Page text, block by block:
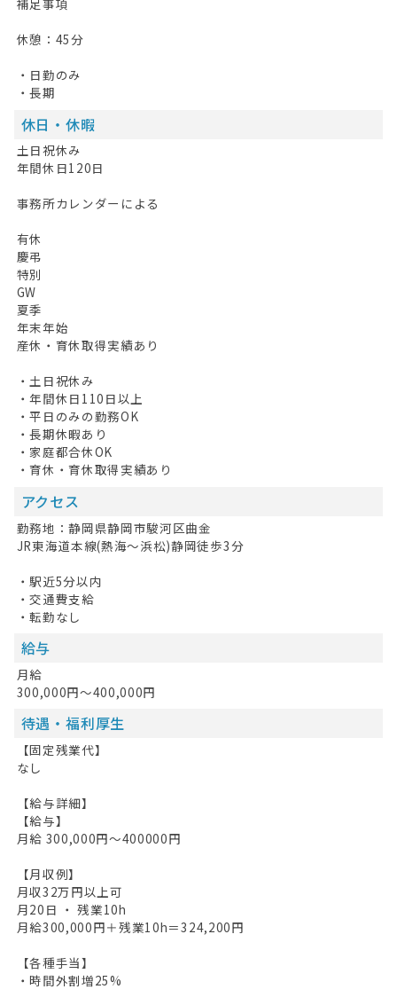
最近見た求人
お問い合わせ
掲載希望の方へ
補足事項
休憩：45分
・日勤のみ
・長期
休日・休暇
土日祝休み
年間休日120日
事務所カレンダーによる
有休
慶弔
特別
GW
夏季
年末年始
産休・育休取得実績あり
・土日祝休み
・年間休日110日以上
・平日のみの勤務OK
・長期休暇あり
・家庭都合休OK
・育休・育休取得実績あり
アクセス
勤務地：静岡県静岡市駿河区曲金
JR東海道本線(熱海～浜松)静岡徒歩3分
・駅近5分以内
・交通費支給
・転勤なし
給与
月給
300,000円～400,000円
待遇・福利厚生
【固定残業代】
なし
【給与詳細】
【給与】
月給 300,000円～400000円
【月収例】
月収32万円以上可
月20日 ・ 残業10h
月給300,000円＋残業10h＝324,200円
【各種手当】
・時間外割増25%